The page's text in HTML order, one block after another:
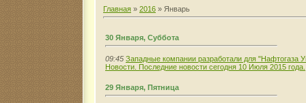
Главная » 2016 » Январь
30 Января, Суббота
09:45 Западные компании разработали для "Нафтогаза
Новости. Последние новости сегодня 10 Июля 2015
29 Января, Пятница